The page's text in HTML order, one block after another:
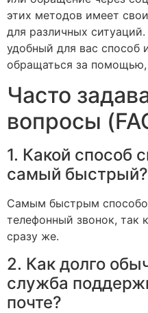
этих методов имеет
для различных
удобный для вас способ
обращаться за помощью,
Часто
вопросы
1. Какой способ
самый быстрый?
Самым быстрым
телефонный звонок, так
сразу же.
2. Как долго
служба
почте?